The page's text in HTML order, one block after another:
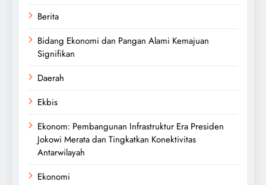
Berita
Bidang Ekonomi dan Pangan Alami Kemajuan
Signifikan
Daerah
Ekbis
Ekonom: Pembangunan Infrastruktur Era Presiden
Jokowi Merata dan Tingkatkan Konektivitas
Antarwilayah
Ekonomi